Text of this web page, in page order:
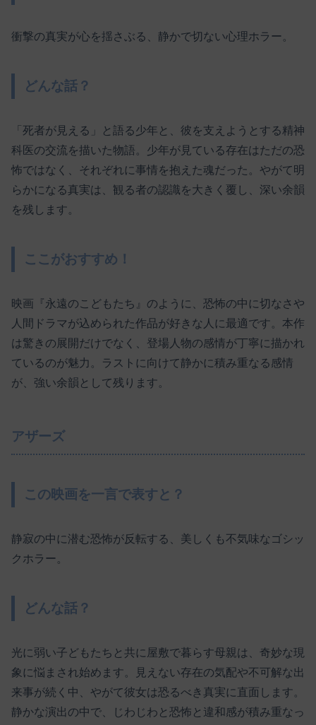
衝撃の真実が心を揺さぶる、静かで切ない心理ホラー。
どんな話？
「死者が見える」と語る少年と、彼を支えようとする精神
科医の交流を描いた物語。少年が見ている存在はただの恐
怖ではなく、それぞれに事情を抱えた魂だった。やがて明
らかになる真実は、観る者の認識を大きく覆し、深い余韻
を残します。
ここがおすすめ！
映画『永遠のこどもたち』のように、恐怖の中に切なさや
人間ドラマが込められた作品が好きな人に最適です。本作
は驚きの展開だけでなく、登場人物の感情が丁寧に描かれ
ているのが魅力。ラストに向けて静かに積み重なる感情
が、強い余韻として残ります。
アザーズ
この映画を一言で表すと？
静寂の中に潜む恐怖が反転する、美しくも不気味なゴシッ
クホラー。
どんな話？
光に弱い子どもたちと共に屋敷で暮らす母親は、奇妙な現
象に悩まされ始めます。見えない存在の気配や不可解な出
来事が続く中、やがて彼女は恐るべき真実に直面します。
静かな演出の中で、じわじわと恐怖と違和感が積み重なっ